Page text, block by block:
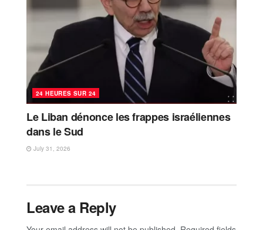
24 HEURES SUR 24
Le Liban dénonce les frappes israéliennes
dans le Sud
July 31, 2026
Leave a Reply